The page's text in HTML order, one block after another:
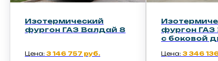
Изотермический
фургон ГАЗ Валдай 8
Цена:3 346 136 руб.
фургон
Цена:5